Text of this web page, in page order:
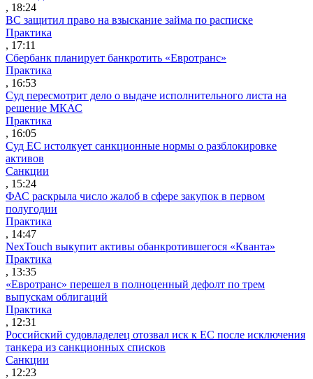
, 18:24
ВС защитил право на взыскание займа по расписке
Практика
, 17:11
Сбербанк планирует банкротить «Евротранс»
Практика
, 16:53
Суд пересмотрит дело о выдаче исполнительного листа на
решение МКАС
Практика
, 16:05
Суд ЕС истолкует санкционные нормы о разблокировке
активов
Санкции
, 15:24
ФАС раскрыла число жалоб в сфере закупок в первом
полугодии
Практика
, 14:47
NexTouch выкупит активы обанкротившегося «Кванта»
Практика
, 13:35
«Евротранс» перешел в полноценный дефолт по трем
выпускам облигаций
Практика
, 12:31
Российский судовладелец отозвал иск к ЕС после исключения
танкера из санкционных списков
Санкции
, 12:23